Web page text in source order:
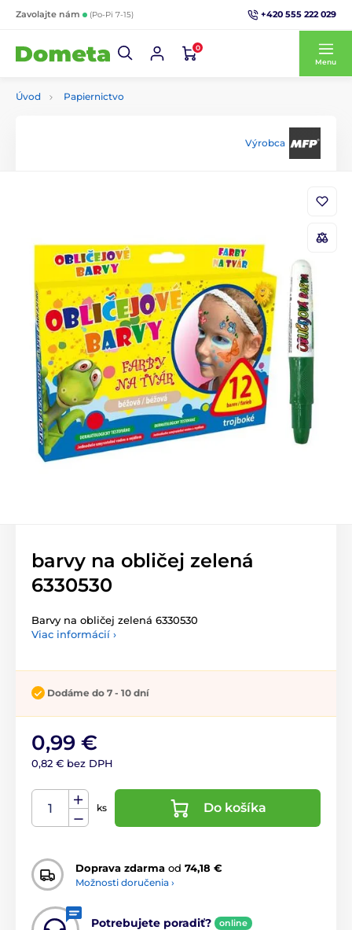
Zavolajte nám (Po-Pi 7-15) +420 555 222 029
0
Menu
Úvod Papiernictvo
Výrobca
barvy na obličej zelená
6330530
Barvy na obličej zelená 6330530
Viac informácií ›
Dodáme do 7 - 10 dní
0,99 €
0,82 € bez DPH
ks Do košíka
Doprava zdarma od 74,18 €
Možnosti doručenia ›
Potrebujete poradiť? online